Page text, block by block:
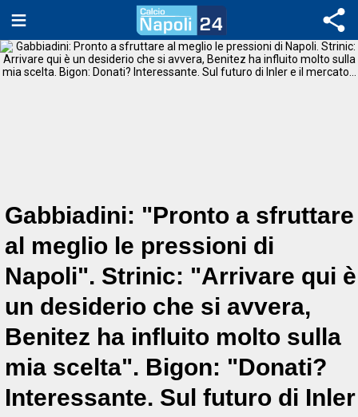
Gabbiadini: "Pronto a sfruttare
al meglio le pressioni di
Napoli". Strinic: "Arrivare qui è
un desiderio che si avvera,
Benitez ha influito molto sulla
mia scelta". Bigon: "Donati?
Interessante. Sul futuro di Inler